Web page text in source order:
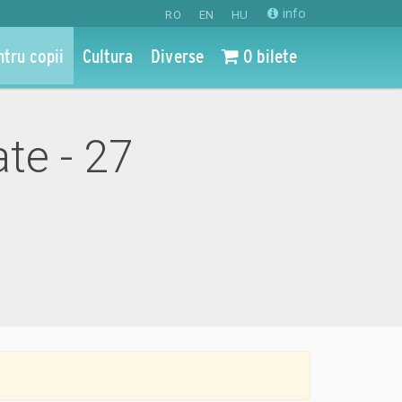
RO EN HU info
copii Cultura Diverse 0 bilete
- 27